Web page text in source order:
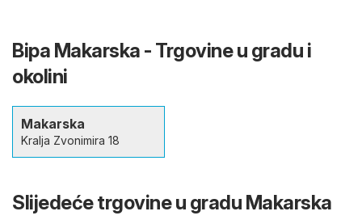
Bipa Makarska - Trgovine u gradu i
okolini
Makarska
Kralja Zvonimira 18
Slijedeće trgovine u gradu Makarska